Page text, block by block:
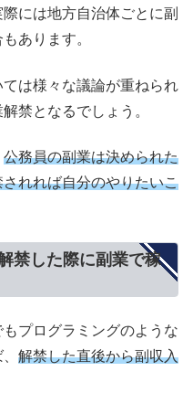
には地方自治体ごとに副
あります。
は様々な議論が重ねられ
禁となるでしょう。
公務員の副業は決められた
れれば自分のやりたいこ
禁した際に副業で稼
プログラミングのような
解禁した直後から副収入